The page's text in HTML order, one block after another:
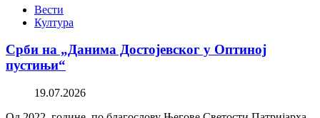
Вести
Култура
Срби на „Данима Достојевског у Оптиној
пустињи“
19.07.2026